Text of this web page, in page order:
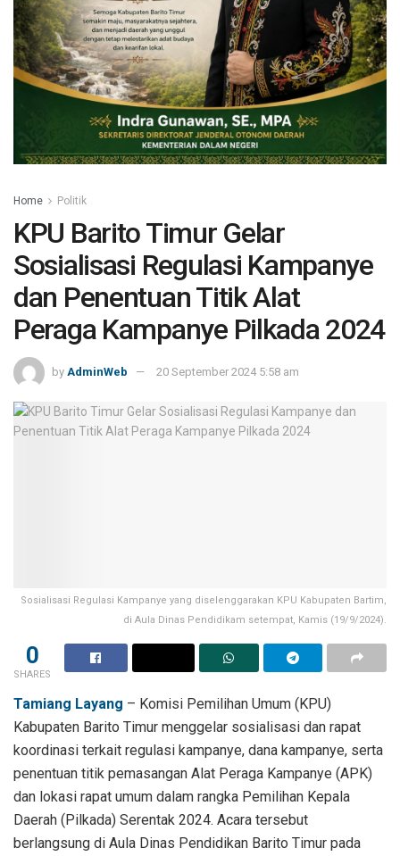
Home Politik
KPU Barito Timur Gelar
Sosialisasi Regulasi Kampanye
dan Penentuan Titik Alat
Peraga Kampanye Pilkada 2024
by AdminWeb 20 September 2024 5:58 am
Sosialisasi Regulasi Kampanye yang diselenggarakan KPU Kabupaten Bartim,
di Aula Dinas Pendidikam setempat, Kamis (19/9/2024).
0
SHARES
Tamiang Layang – Komisi Pemilihan Umum (KPU)
Kabupaten Barito Timur menggelar sosialisasi dan rapat
koordinasi terkait regulasi kampanye, dana kampanye, serta
penentuan titik pemasangan Alat Peraga Kampanye (APK)
dan lokasi rapat umum dalam rangka Pemilihan Kepala
Daerah (Pilkada) Serentak 2024. Acara tersebut
berlangsung di Aula Dinas Pendidikan Barito Timur pada